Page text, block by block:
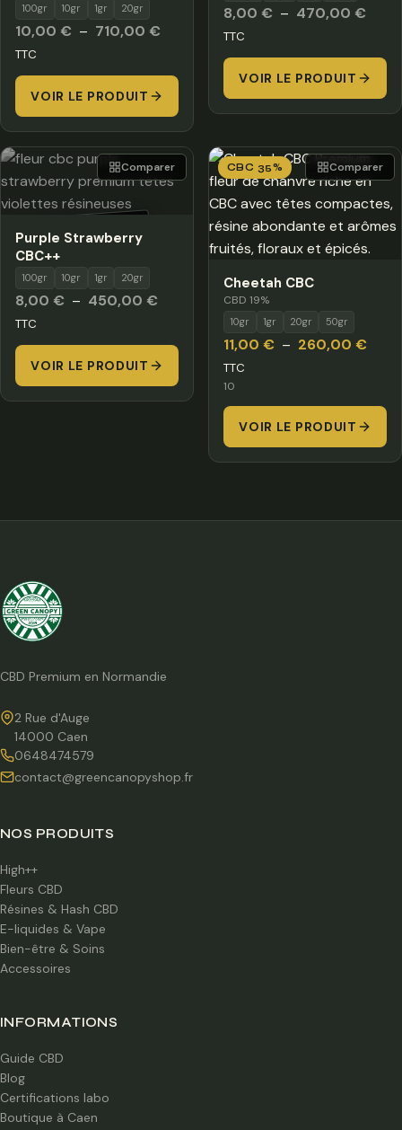
100gr 10gr 1gr 20gr
10,00 € – 710,00 €
prix :
10,00 €
à
710,00 €
TTC
VOIR LE PRODUIT
8,00 € – 470,00 €
prix :
8,00
à
TTC
VOIR LE PRODUIT
HORS STOCK
Purple Strawberry
CBC++
100gr 10gr 1gr 20gr
8,00 € – 450,00 €
prix :
8,00 €
à
TTC
VOIR LE PRODUIT
Comparer CBC 35%
Cheetah CBC
CBD 19%
10gr 1gr 20gr 50gr
11,00 € – 260,00 €Plage
à
TTC
10
VOIR LE PRODUIT
Comparer
CBD Premium en Normandie
2 Rue d'Auge
14000 Caen
0648474579
contact@greencanopyshop.fr
NOS PRODUITS
High++
Fleurs CBD
Résines & Hash CBD
E-liquides & Vape
Bien-être & Soins
Accessoires
INFORMATIONS
Guide CBD
Blog
Certifications labo
Boutique à Caen